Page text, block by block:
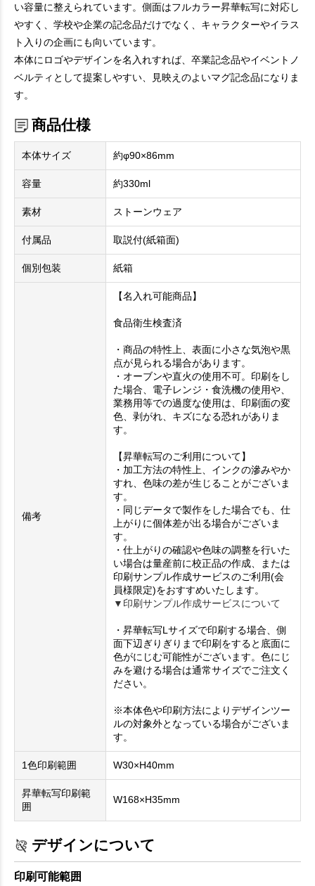
い容量に整えられています。側面はフルカラー昇華転写に対応し
やすく、学校や企業の記念品だけでなく、キャラクターやイラス
ト入りの企画にも向いています。
本体にロゴやデザインを名入れすれば、卒業記念品やイベントノ
ベルティとして提案しやすい、見映えのよいマグ記念品になりま
す。
商品仕様
本体サイズ 約φ90×86mm
容量 約330ml
素材 ストーンウェア
付属品 取説付(紙箱面)
個別包装 紙箱
備考
【名入れ可能商品】
食品衛生検査済
・商品の特性上、表面に小さな気泡や黒
点が見られる場合があります。
・オーブンや直火の使用不可。印刷をし
た場合、電子レンジ・食洗機の使用や、
業務用等での過度な使用は、印刷面の変
色、剥がれ、キズになる恐れがありま
す。
【昇華転写のご利用について】
・加工方法の特性上、インクの滲みやか
すれ、色味の差が生じることがございま
す。
・同じデータで製作をした場合でも、仕
上がりに個体差が出る場合がございま
す。
・仕上がりの確認や色味の調整を行いた
い場合は量産前に校正品の作成、または
印刷サンプル作成サービスのご利用(会
員様限定)をおすすめいたします。
▼印刷サンプル作成サービスについて
・昇華転写Lサイズで印刷する場合、側
面下辺ぎりぎりまで印刷をすると底面に
色がにじむ可能性がございます。色にじ
みを避ける場合は通常サイズでご注文く
ださい。
※本体色や印刷方法によりデザインツー
ルの対象外となっている場合がございま
す。
1色印刷範囲 W30×H40mm
昇華転写印刷範
囲
W168×H35mm
デザインについて
印刷可能範囲